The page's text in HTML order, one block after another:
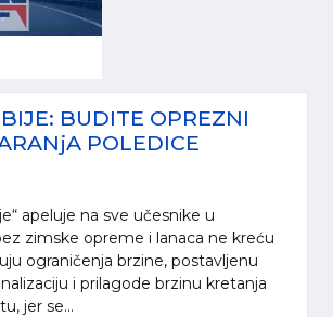
BUDITE OPREZNI
POLEDICE
apeluje na sve učesnike u
zimske opreme i lanaca ne kreću
ograničenja brzine, postavljenu
i prilagode brzinu kretanja
jer se...